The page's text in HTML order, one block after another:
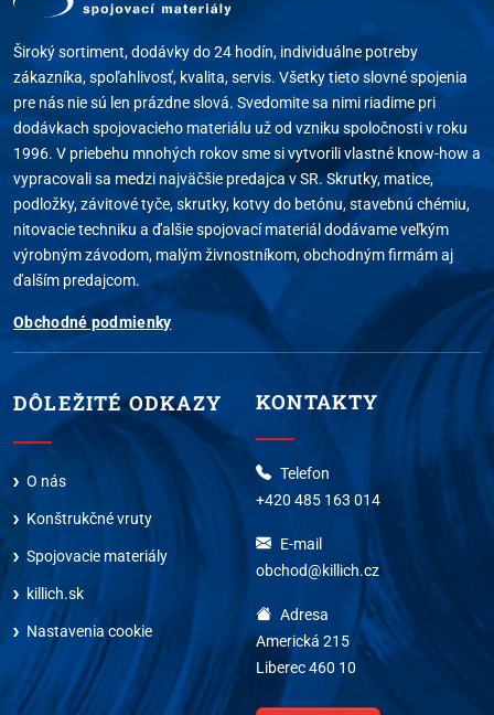
Široký sortiment, dodávky do 24 hodín, individuálne potreby
zákazníka, spoľahlivosť, kvalita, servis. Všetky tieto slovné spojenia
pre nás nie sú len prázdne slová. Svedomite sa nimi riadime pri
dodávkach spojovacieho materiálu už od vzniku spoločnosti v roku
1996. V priebehu mnohých rokov sme si vytvorili vlastné know-how a
vypracovali sa medzi najväčšie predajca v SR. Skrutky, matice,
podložky, závitové tyče, skrutky, kotvy do betónu, stavebnú chémiu,
nitovacie techniku a ďalšie spojovací materiál dodávame veľkým
výrobným závodom, malým živnostníkom, obchodným firmám aj
ďalším predajcom.
Obchodné podmienky
DÔLEŽITÉ ODKAZY
O nás
Konštrukčné vruty
Spojovacie materiály
killich.sk
Nastavenia cookie
KONTAKTY
Telefon
+420 485 163 014
E-mail
obchod@killich.cz
Adresa
Americká 215
Liberec 460 10